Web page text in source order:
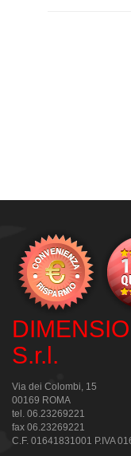
S.r.l.
Via dei Colombi, 15
00169 ROMA
tel. 06.23269221
fax 06.23269221
C.F. 01641831001 P.IVA